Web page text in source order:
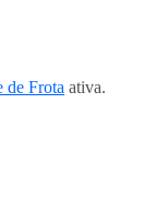
de Frota ativa.